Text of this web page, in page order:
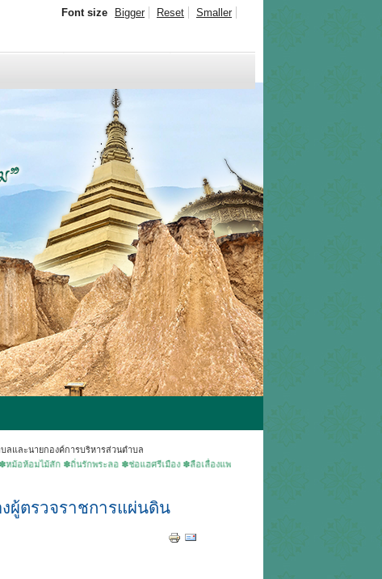
Font size Bigger Reset Smaller
ลและนายกองค์การบริหารส่วนตำบล
ม้สัก ✽ถิ่นรักพระลอ ✽ช่อแฮศรีเมือง ✽ลือเลื่องแพะเมืองผี ✽คนแพร่นี้ใจงาม ▶ยินดีต้อนรับเข้าสู่เว็บ
ผู้ตรวจราชการแผ่นดิน